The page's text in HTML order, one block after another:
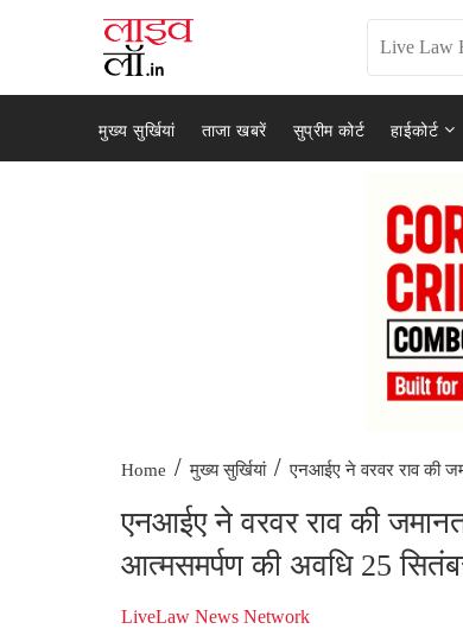
मुख्य सुर्खियां ताजा खबरें सुप्रीम कोर्ट हाईकोर्ट
Home / मुख्य सुर्खियां / एनआईए ने वरवर राव की
एनआईए ने वरवर राव की जमानत
आत्मसमर्पण की अवधि 25
LiveLaw News Network